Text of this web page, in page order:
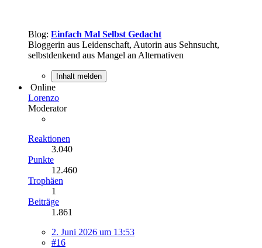
Blog: Einfach Mal Selbst Gedacht
Bloggerin aus Leidenschaft, Autorin aus Sehnsucht,
selbstdenkend aus Mangel an Alternativen
Inhalt melden
Online
Lorenzo
Moderator
Reaktionen
3.040
Punkte
12.460
Trophäen
1
Beiträge
1.861
2. Juni 2026 um 13:53
#16